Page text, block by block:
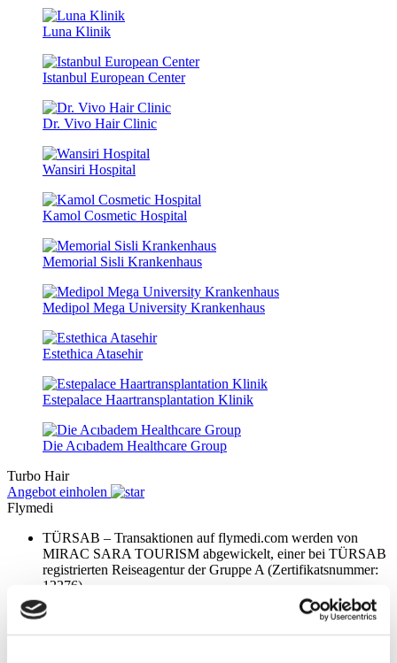
Luna Klinik
Istanbul European Center
Dr. Vivo Hair Clinic
Wansiri Hospital
Kamol Cosmetic Hospital
Memorial Sisli Krankenhaus
Medipol Mega University Krankenhaus
Estethica Atasehir
Estepalace Haartransplantation Klinik
Die Acıbadem Healthcare Group
Turbo Hair
Angebot einholen
Flymedi
TÜRSAB – Transaktionen auf flymedi.com werden von
MIRAC SARA TOURISM abgewickelt, einer bei TÜRSAB
registrierten Reiseagentur der Gruppe A (Zertifikatsnummer:
12276).
Alle Behandlungen werden von einer im
Gesundheitstourismus zertifizierten Gesundheitseinrichtung
durchgeführt.